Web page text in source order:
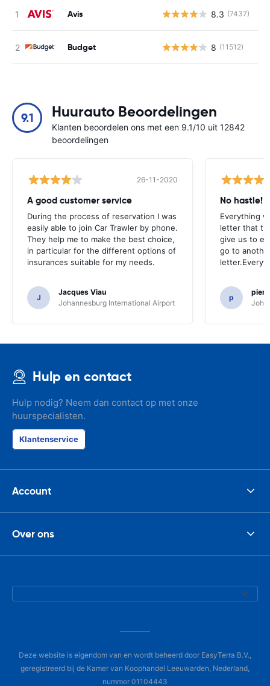
Avis 8.3 (7437)
Budget 8 (11512)
9.1 Huurauto Beoordelingen
Klanten beoordelen ons met een 9.1/10 uit 12842
beoordelingen
26-11-2020
A good customer service
During the process of reservation I was
easily able to join Car Trawler by phone.
They help me to make the best choice,
in particular for the different options of
insurances suitable for my needs.
J
Jacques Viau
Johannesburg International Airport
No hastle!
Everything
letter that
give us to
go to
p
Hulp en contact
Hulp nodig? Neem dan contact op met onze
huurspecialisten.
Klantenservice
Account
Over ons
Deze website is eigendom van en wordt beheerd door EasyTerra B.V.,
geregistreerd bij de Kamer van Koophandel Leeuwarden, Nederland,
nummer 01104443